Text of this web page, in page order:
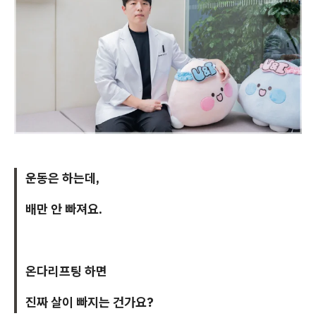
운동은 하는데,
배만 안 빠져요.
온다리프팅 하면
진짜 살이 빠지는 건가요?